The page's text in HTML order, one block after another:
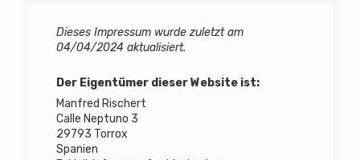
Dieses Impressum wurde zuletzt am
04/04/2024 aktualisiert.
Der Eigentümer dieser Website ist:
Manfred Rischert
Calle Neptuno 3
29793 Torrox
Spanien